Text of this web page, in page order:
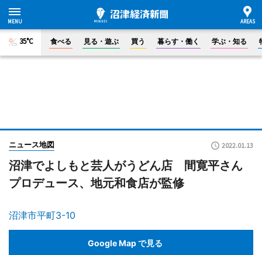
35°C 食べる 見る・遊ぶ 買う 暮らす・働く 学ぶ・知る
ニュース地図 2022.01.13
沼津でよしもと芸人がうどん店 間寛平さん
プロデュース、地元和食店が監修
沼津市平町3-10
Google Map で見る